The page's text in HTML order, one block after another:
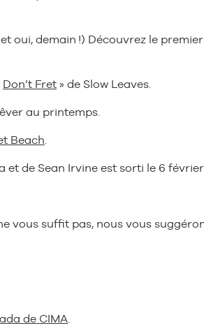
oui, demain !) Découvrez le
Don’t Fret » de Slow Leaves.
au printemps.
Beach.
et de Sean Irvine est sorti le 6
vous suffit pas, nous vous
de CIMA.